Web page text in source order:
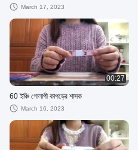
March 17, 2023
00:27
60 ইঞ্চি গোলাপী কাপড়ের শাসক
March 16, 2023